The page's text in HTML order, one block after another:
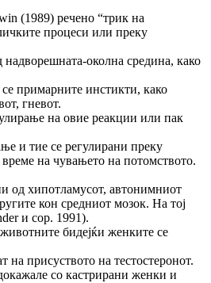
(1989) речено “трик на
процеси или преку
околна средина, како
примарните инстикти, како
гневот.
на овие реакции или пак
и тие се регулирани преку
на чувањето на потомството.
од хипотламусот, автонимниот
кон средниот мозок. На тој
и сор. 1991).
бидејќи женките се
присуството на тестостеронот.
со кастрирани женки и